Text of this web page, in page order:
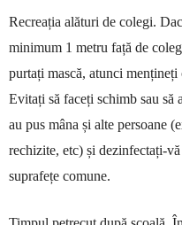
Recreația alături de colegi.
minimum 1 metru față de
purtați mască, atunci
Evitați să faceți schimb sau să
au pus mâna și alte persoane
rechizite, etc) și dezinfectați-
suprafețe comune.